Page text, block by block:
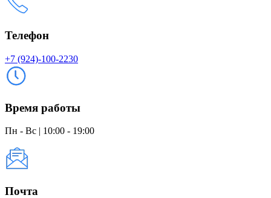
Телефон
+7 (924)-100-2230
Время работы
Пн - Вс | 10:00 - 19:00
Почта